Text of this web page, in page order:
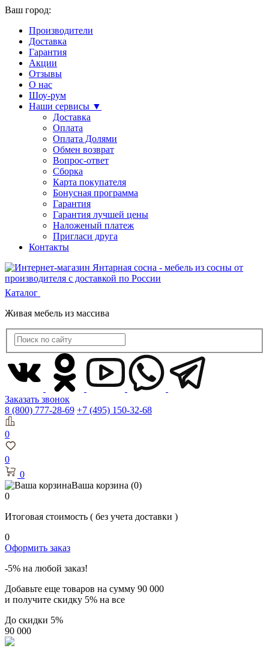
Ваш город:
Производители
Доставка
Гарантия
Акции
Отзывы
О нас
Шоу-рум
Наши сервисы ▼
Доставка
Оплата
Оплата Долями
Обмен возврат
Вопрос-ответ
Сборка
Карта покупателя
Бонусная программа
Гарантия
Гарантия лучшей цены
Наложеный платеж
Пригласи друга
Контакты
Каталог
Живая мебель из массива
Заказать звонок
8 (800) 777-28-69 +7 (495) 150-32-68
0
0
0
Ваша корзина (0)
0
Итоговая стоимость ( без учета доставки )
0
Оформить заказ
-5% на любой заказ!
Добавьте еще товаров на сумму 90 000
и получите скидку 5% на все
До скидки 5%
90 000